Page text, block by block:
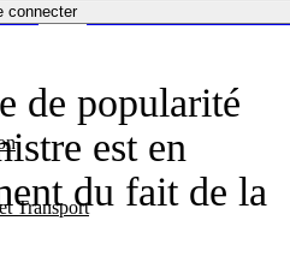
connecter
Transport
de popularité
est en
du fait de la